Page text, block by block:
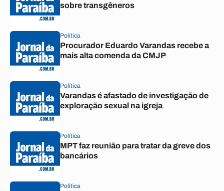
sobre transgêneros
Política
Procurador Eduardo Varandas recebe a
mais alta comenda da CMJP
Política
Varandas é afastado de investigação de
exploração sexual na igreja
Política
MPT faz reunião para tratar da greve dos
bancários
Política